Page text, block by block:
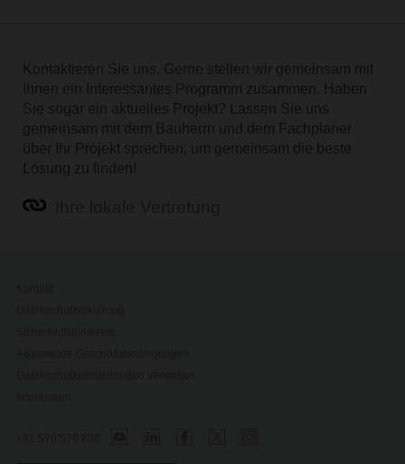
Kontaktieren Sie uns. Gerne stellen wir gemeinsam mit
Ihnen ein Interessantes Programm zusammen. Haben
Sie sogar ein aktuelles Projekt? Lassen Sie uns
gemeinsam mit dem Bauherrn und dem Fachplaner
über Ihr Projekt sprechen, um gemeinsam die beste
Lösung zu finden!